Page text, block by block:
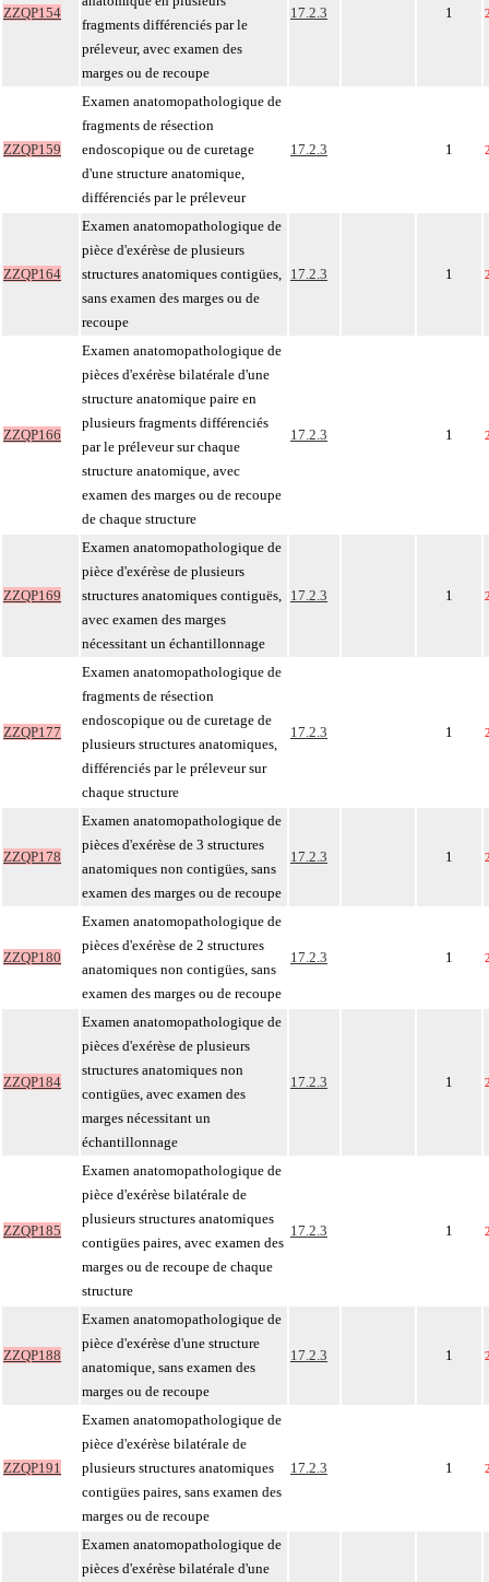
ZZQP154
fragments différenciés par le
préleveur, avec examen des
marges ou de recoupe
17.2.3 1
ZZQP159
Examen anatomopathologique de
fragments de résection
endoscopique ou de curetage
d'une structure anatomique,
différenciés par le préleveur
17.2.3 1
ZZQP164
Examen anatomopathologique de
pièce d'exérèse de plusieurs
structures anatomiques contigües,
sans examen des marges ou de
recoupe
17.2.3 1
ZZQP166
Examen anatomopathologique de
pièces d'exérèse bilatérale d'une
structure anatomique paire en
plusieurs fragments différenciés
par le préleveur sur chaque
structure anatomique, avec
examen des marges ou de recoupe
de chaque structure
17.2.3 1
ZZQP169
Examen anatomopathologique de
pièce d'exérèse de plusieurs
structures anatomiques contiguës,
avec examen des marges
nécessitant un échantillonnage
17.2.3 1
ZZQP177
Examen anatomopathologique de
fragments de résection
endoscopique ou de curetage de
plusieurs structures anatomiques,
différenciés par le préleveur sur
chaque structure
17.2.3 1
ZZQP178
Examen anatomopathologique de
pièces d'exérèse de 3 structures
anatomiques non contigües, sans
examen des marges ou de recoupe
17.2.3 1
ZZQP180
Examen anatomopathologique de
pièces d'exérèse de 2 structures
anatomiques non contigües, sans
examen des marges ou de recoupe
17.2.3 1
ZZQP184
Examen anatomopathologique de
pièces d'exérèse de plusieurs
structures anatomiques non
contigües, avec examen des
marges nécessitant un
échantillonnage
17.2.3 1
ZZQP185
Examen anatomopathologique de
pièce d'exérèse bilatérale de
plusieurs structures anatomiques
contigües paires, avec examen des
marges ou de recoupe de chaque
structure
17.2.3 1
ZZQP188
Examen anatomopathologique de
pièce d'exérèse d'une structure
anatomique, sans examen des
marges ou de recoupe
17.2.3 1
ZZQP191
Examen anatomopathologique de
pièce d'exérèse bilatérale de
plusieurs structures anatomiques
contigües paires, sans examen des
marges ou de recoupe
17.2.3 1
Examen anatomopathologique de
pièces d'exérèse bilatérale d'une